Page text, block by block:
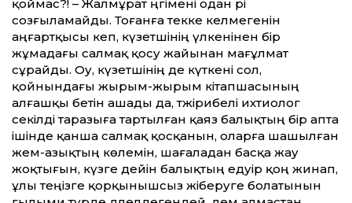
қоймас?! – Жалмұрат әңгімені одан әрі
созғыламайды. Тоғанға текке келмегенін
аңғартқысы кеп, күзетшінің үлкенінен бір
жұмадағы салмақ қосу жайынан мағұлмат
сұрайды. Оу, күзетшінің де күткені сол,
қойнындағы жырым-жырым кітапшасының
алғашқы бетін ашады да, тәжірибелі ихтиолог
секілді таразыға тартылған қаяз балықтың бір апта
ішінде қанша салмақ қосқанын, оларға шашылған
жем-азықтың көлемін, шағаладан басқа жау
жоқтығын, күзге дейін балықтың едәуір қоң жинап,
ұлы теңізге қорқынышсыз жіберуге болатынын